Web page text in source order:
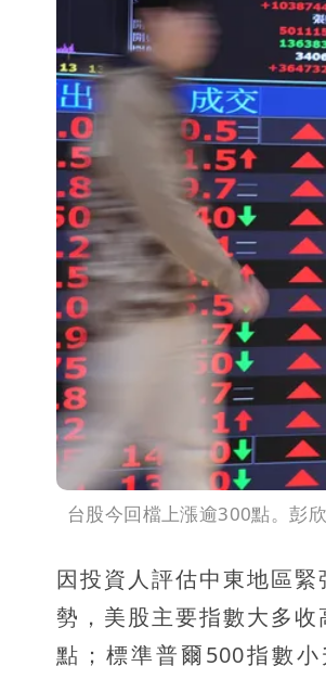
台股今回檔上漲逾300點。彭
因投資人評估中東地區
勢，美股主要指數大多
點；標準普爾500指數